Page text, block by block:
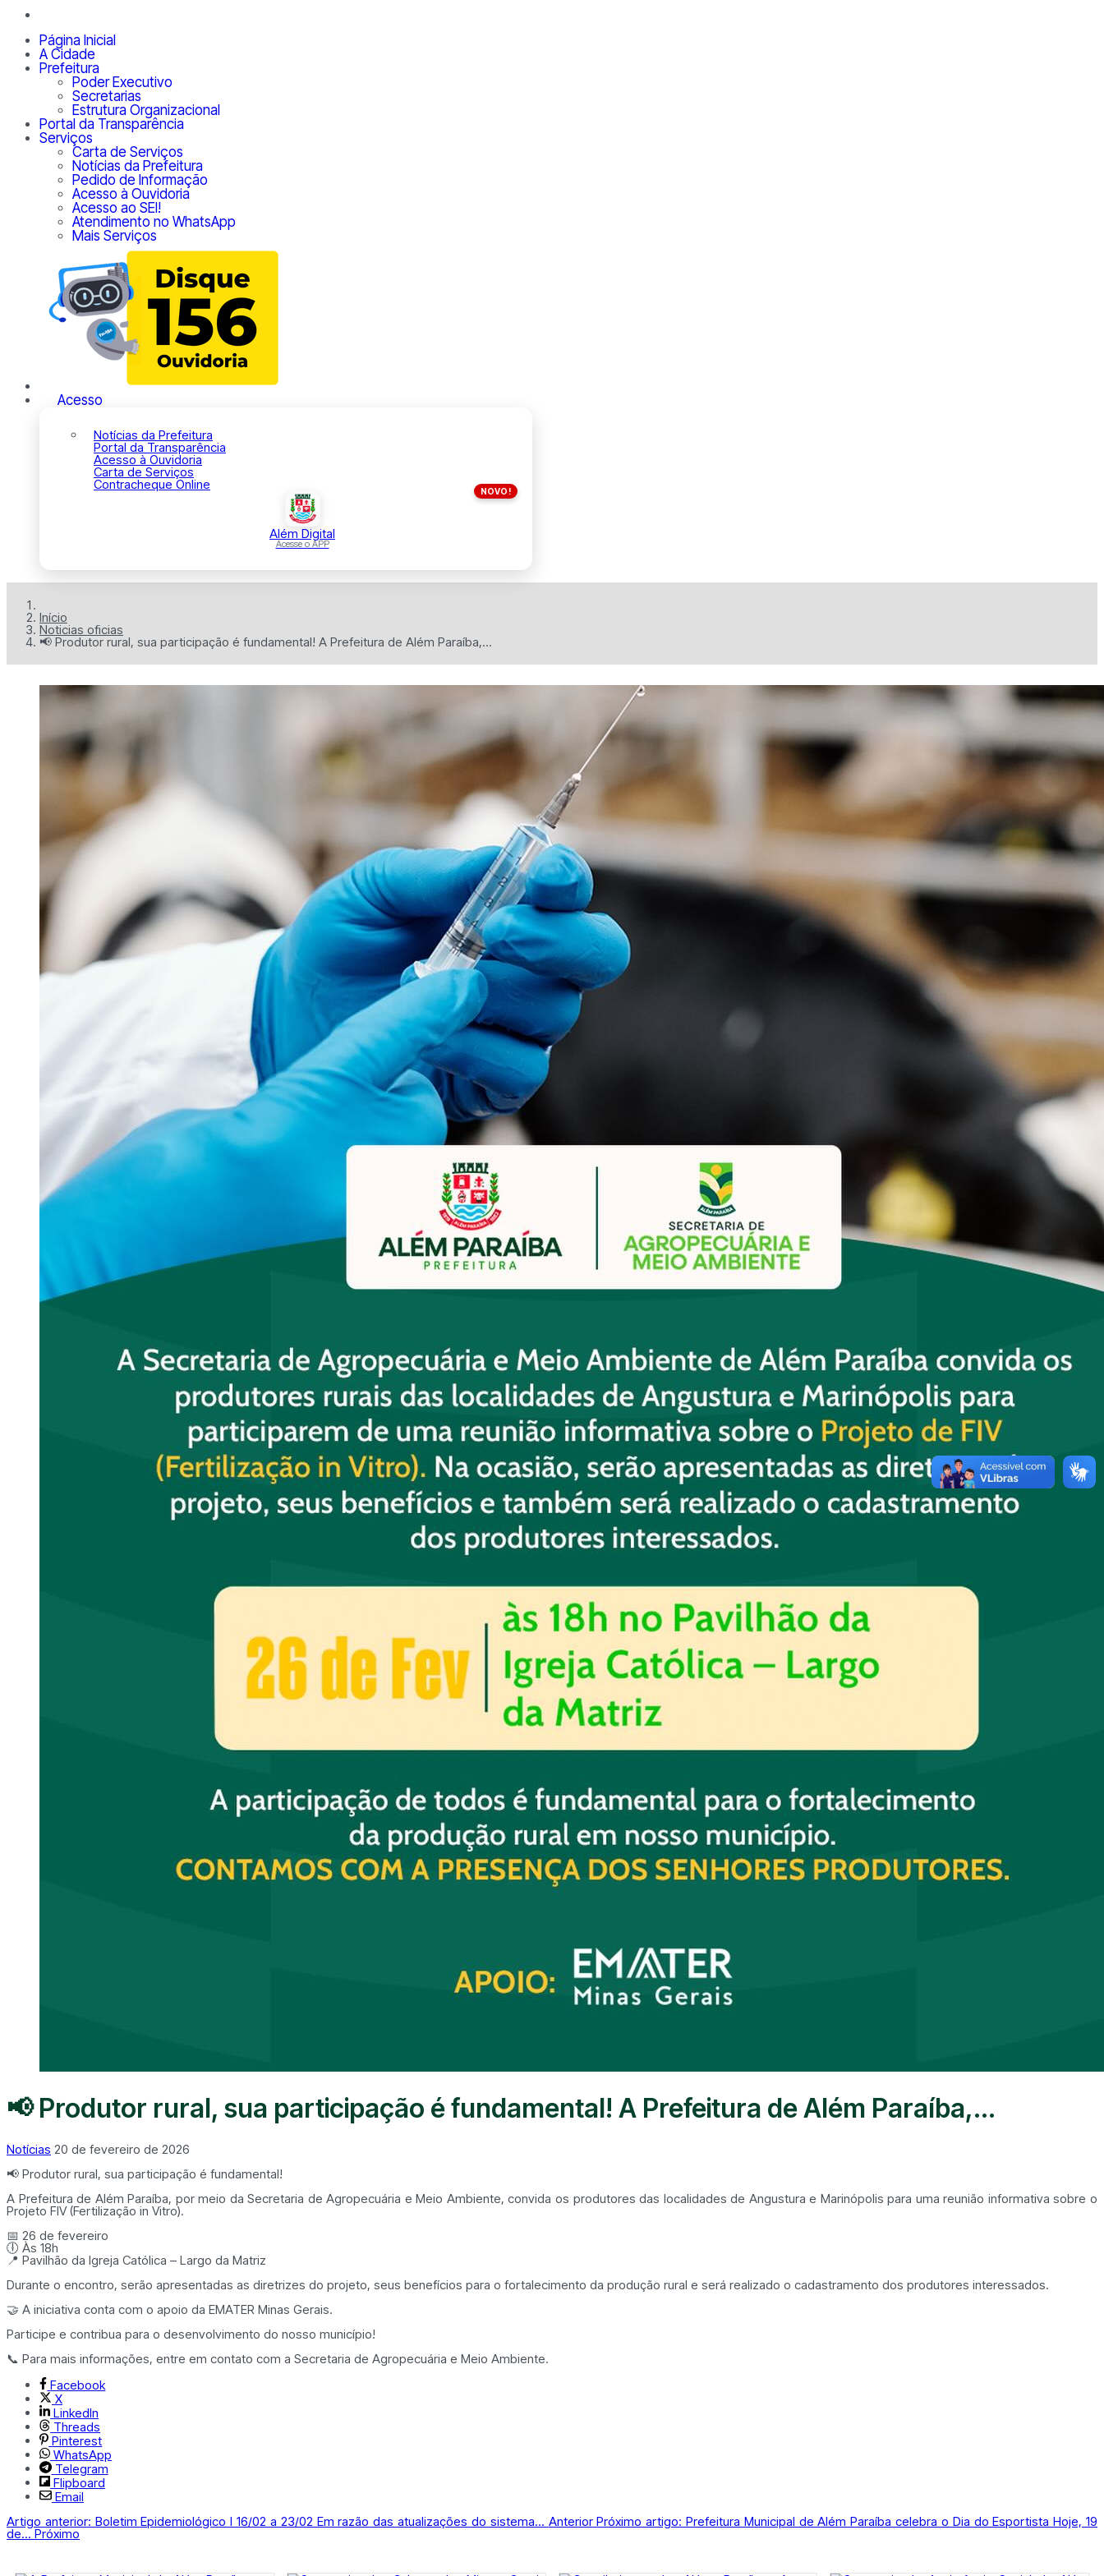
Página Inicial
A Cidade
Prefeitura
Poder Executivo
Secretarias
Estrutura Organizacional
Portal da Transparência
Serviços
Carta de Serviços
Notícias da Prefeitura
Pedido de Informação
Acesso à Ouvidoria
Acesso ao SEI!
Atendimento no WhatsApp
Mais Serviços
Acesso
Notícias da Prefeitura
Portal da Transparência
Acesso à Ouvidoria
Carta de Serviços
Contracheque Online NOVO!
Além Digital
Acesse o APP
Início
Noticias oficias
📢 Produtor rural, sua participação é fundamental! A Prefeitura de Além Paraíba,...
📢 Produtor rural, sua participação é fundamental! A Prefeitura de Além Paraíba,...
Notícias 20 de fevereiro de 2026
📢 Produtor rural, sua participação é fundamental!
A Prefeitura de Além Paraíba, por meio da Secretaria de Agropecuária e Meio Ambiente, convida os produtores das localidades de Angustura e Marinópolis para uma reunião informativa sobre o
Projeto FIV (Fertilização in Vitro).
📅 26 de fevereiro
🕕 Às 18h
📍 Pavilhão da Igreja Católica – Largo da Matriz
Durante o encontro, serão apresentadas as diretrizes do projeto, seus benefícios para o fortalecimento da produção rural e será realizado o cadastramento dos produtores interessados.
🤝 A iniciativa conta com o apoio da EMATER Minas Gerais.
Participe e contribua para o desenvolvimento do nosso município!
📞 Para mais informações, entre em contato com a Secretaria de Agropecuária e Meio Ambiente.
Facebook
X
LinkedIn
Threads
Pinterest
WhatsApp
Telegram
Flipboard
Email
Artigo anterior: Boletim Epidemiológico l 16/02 a 23/02 Em razão das atualizações do sistema... Anterior Próximo artigo: Prefeitura Municipal de Além Paraíba celebra o Dia do Esportista Hoje, 19
de...Próximo